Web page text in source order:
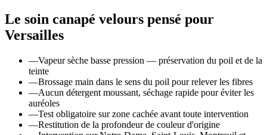
Le soin canapé velours pensé pour
Versailles
—Vapeur sèche basse pression — préservation du poil et de la
teinte
—Brossage main dans le sens du poil pour relever les fibres
—Aucun détergent moussant, séchage rapide pour éviter les
auréoles
—Test obligatoire sur zone cachée avant toute intervention
—Restitution de la profondeur de couleur d'origine